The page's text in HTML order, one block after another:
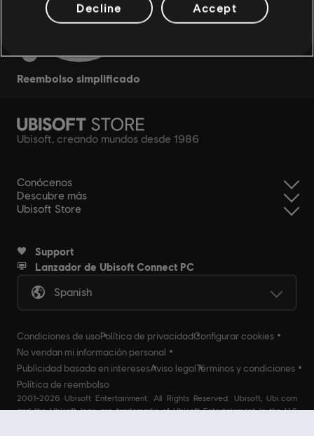
reembolso simplificado
Ubisoft, creando mundos desde 1986
Conócenos
Descubre más
Ubisoft Store
Support
Lanzador de Ubisoft Connect PC
Spanish
Condiciones de usoPolítica de privacidadConfigurar cookies
No vendan mi información personal
Publicidad basada en interesesAviso legalTérminos y condiciones
Política de reembolso
2001-2026 Ubisoft Entertainment. All Rights Reserved. Ubisoft, Ubi.com
and the Ubisoft logo are trademarks of Ubisoft Entertainment in the U.S
Decline Accept